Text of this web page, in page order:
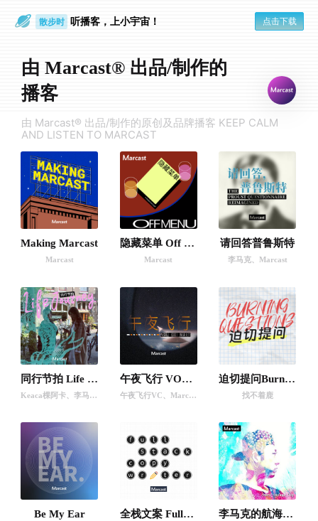
散步时 听播客，上小宇宙！ 点击下载
由 Marcast® 出品/制作的
播客
由 Marcast® 出品/制作的原创及品牌播客 KEEP CALM
AND LISTEN TO MARCAST
Making Marcast
Marcast
隐藏菜单 Off Menu
Marcast
请回答普鲁斯特
李马克、 Marcast
同行节拍 Life Journey
Keaca棵阿卡、 李马克 Marcast
午夜飞行 VOL DE NUIT
午夜飞行VC Marcast
迫切提问BurningQuestions
找不着鹿
Be My Ear 全栈文案 Fullstack Copywriter Podcast 李马克的航海日志 (Audiolog)